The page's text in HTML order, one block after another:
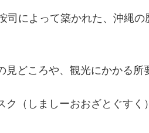
司によって築かれた、沖縄
どころや、観光にかかる所
（しましーおおざとぐすく